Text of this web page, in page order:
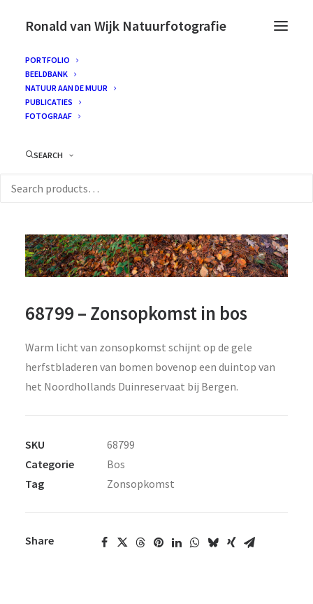
Ronald van Wijk Natuurfotografie
PORTFOLIO
BEELDBANK
NATUUR AAN DE MUUR
PUBLICATIES
FOTOGRAAF
SEARCH
68799 – Zonsopkomst in bos
Warm licht van zonsopkomst schijnt op de gele
herfstbladeren van bomen bovenop een duintop van
het Noordhollands Duinreservaat bij Bergen.
SKU
68799
Categorie
Bos
Tag
Zonsopkomst
Share